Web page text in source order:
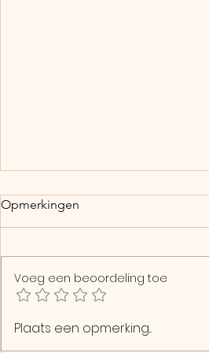
Asana oktober | Monkey Pose
Opmerkingen
Voeg een beoordeling toe
Plaats een opmerking...